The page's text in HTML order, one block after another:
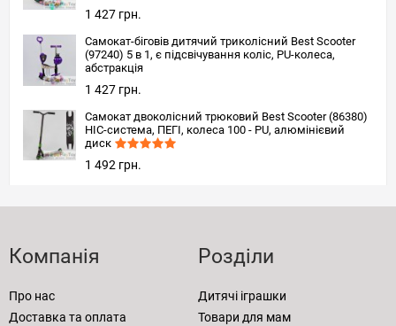
1 427 грн.
Самокат-біговів дитячий триколісний Best Scooter
(97240) 5 в 1, є підсвічування коліс, PU-колеса,
абстракція
1 427 грн.
Самокат двоколісний трюковий Best Scooter (86380)
HIC-система, ПЕГІ, колеса 100 - PU, алюмінієвий
диск
1 492 грн.
Компанія
Про нас
Доставка та оплата
Розділи
Дитячі іграшки
Товари для мам